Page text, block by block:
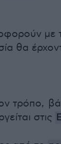
με
θα
τρόπο,
στις